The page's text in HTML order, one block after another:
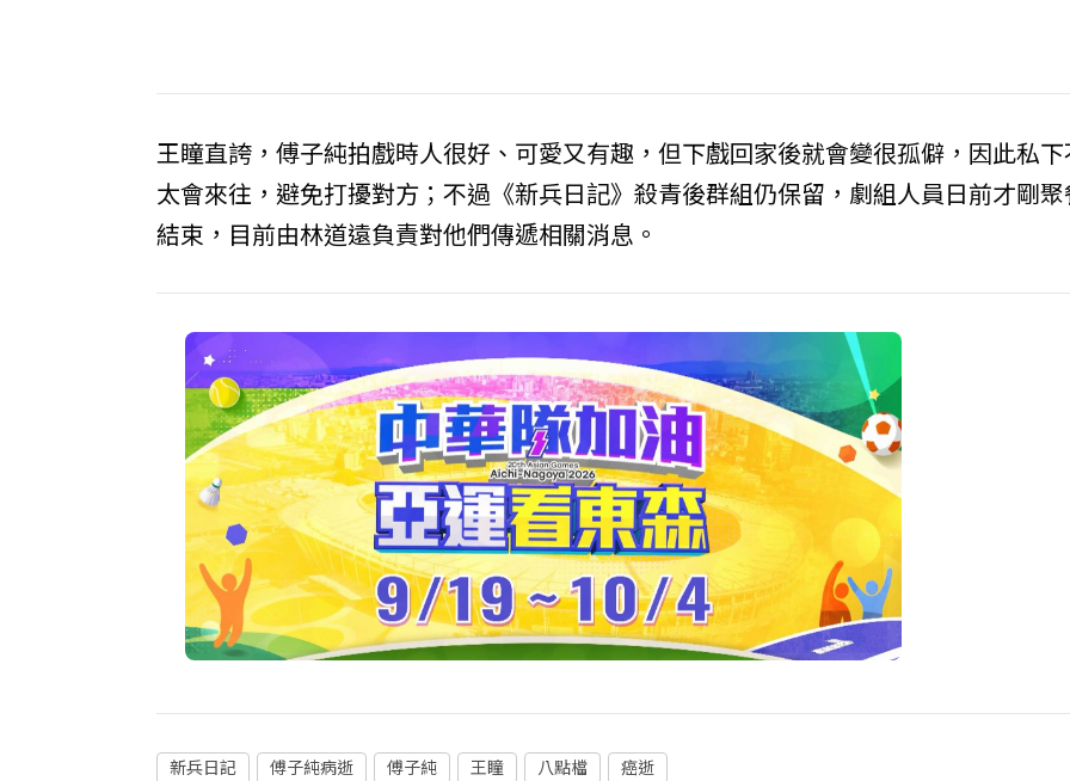
王瞳直誇，傅子純拍戲時人很好、可愛又有趣，但下戲回家後就會變很孤僻，因此私
太會來往，避免打擾對方；不過《新兵日記》殺青後群組仍保留，劇組人員日前才剛
結束，目前由林道遠負責對他們傳遞相關消息。
新兵日記 傅子純病逝 傅子純 王瞳 八點檔 癌逝